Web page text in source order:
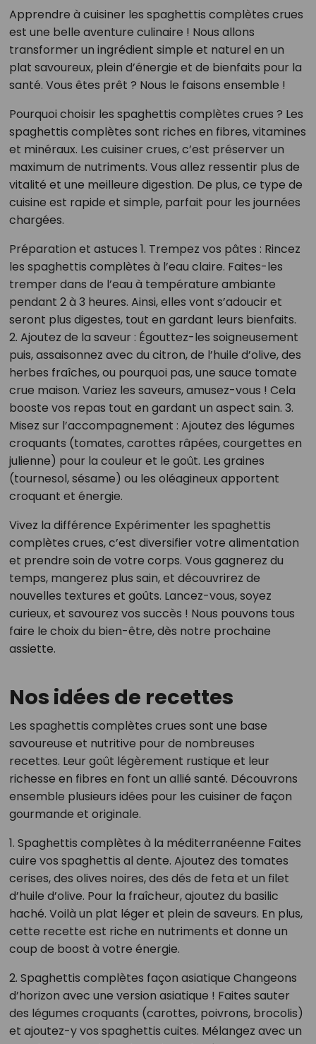
Apprendre à cuisiner les spaghettis complètes crues
est une belle aventure culinaire ! Nous allons
transformer un ingrédient simple et naturel en un
plat savoureux, plein d’énergie et de bienfaits pour la
santé. Vous êtes prêt ? Nous le faisons ensemble !
Pourquoi choisir les spaghettis complètes crues ? Les
spaghettis complètes sont riches en fibres, vitamines
et minéraux. Les cuisiner crues, c’est préserver un
maximum de nutriments. Vous allez ressentir plus de
vitalité et une meilleure digestion. De plus, ce type de
cuisine est rapide et simple, parfait pour les journées
chargées.
Préparation et astuces 1. Trempez vos pâtes : Rincez
les spaghettis complètes à l’eau claire. Faites-les
tremper dans de l’eau à température ambiante
pendant 2 à 3 heures. Ainsi, elles vont s’adoucir et
seront plus digestes, tout en gardant leurs bienfaits.
2. Ajoutez de la saveur : Égouttez-les soigneusement
puis, assaisonnez avec du citron, de l’huile d’olive, des
herbes fraîches, ou pourquoi pas, une sauce tomate
crue maison. Variez les saveurs, amusez-vous ! Cela
booste vos repas tout en gardant un aspect sain. 3.
Misez sur l’accompagnement : Ajoutez des légumes
croquants (tomates, carottes râpées, courgettes en
julienne) pour la couleur et le goût. Les graines
(tournesol, sésame) ou les oléagineux apportent
croquant et énergie.
Vivez la différence Expérimenter les spaghettis
complètes crues, c’est diversifier votre alimentation
et prendre soin de votre corps. Vous gagnerez du
temps, mangerez plus sain, et découvrirez de
nouvelles textures et goûts. Lancez-vous, soyez
curieux, et savourez vos succès ! Nous pouvons tous
faire le choix du bien-être, dès notre prochaine
assiette.
Nos idées de recettes
Les spaghettis complètes crues sont une base
savoureuse et nutritive pour de nombreuses
recettes. Leur goût légèrement rustique et leur
richesse en fibres en font un allié santé. Découvrons
ensemble plusieurs idées pour les cuisiner de façon
gourmande et originale.
1. Spaghettis complètes à la méditerranéenne Faites
cuire vos spaghettis al dente. Ajoutez des tomates
cerises, des olives noires, des dés de feta et un filet
d’huile d’olive. Pour la fraîcheur, ajoutez du basilic
haché. Voilà un plat léger et plein de saveurs. En plus,
cette recette est riche en nutriments et donne un
coup de boost à votre énergie.
2. Spaghettis complètes façon asiatique Changeons
d’horizon avec une version asiatique ! Faites sauter
des légumes croquants (carottes, poivrons, brocolis)
et ajoutez-y vos spaghettis cuites. Mélangez avec un